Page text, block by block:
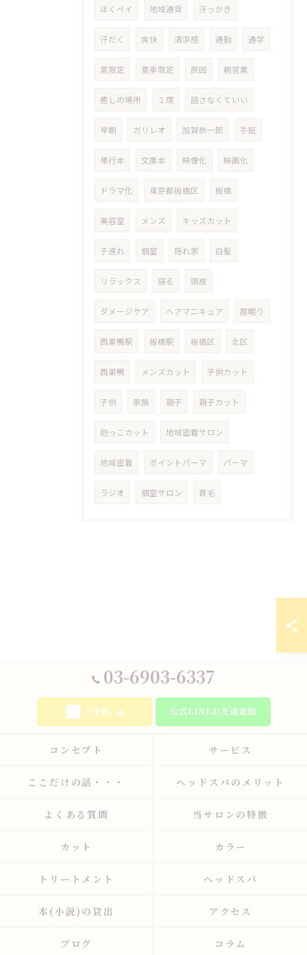
ほくペイ 地域通貨 汗っかき
汗だく 爽快 清涼感 通勤 通学
夏限定 夏季限定 原因 朝営業
癒しの場所 １席 話さなくていい
早朝 ガリレオ 加賀恭一郎 手紙
単行本 文庫本 映像化 映画化
ドラマ化 東京都板橋区 板橋
美容室 メンズ キッズカット
子連れ 個室 隠れ家 白髪
リラックス 寝る 頭皮
ダメージケア ヘアマニキュア 居眠り
西巣鴨駅 板橋駅 板橋区 北区
西巣鴨 メンズカット 子供カット
子供 家族 親子 親子カット
抱っこカット 地域密着サロン
地域密着 ポイントパーマ パーマ
ラジオ 個室サロン 育毛
03-6903-6337
ご予約 公式LINEお友達追加
コンセプト サービス
ここだけの話・・・ ヘッドスパのメリット
よくある質問 当サロンの特徴
カット カラー
トリートメント ヘッドスパ
本(小説)の貸出 アクセス
ブログ コラム